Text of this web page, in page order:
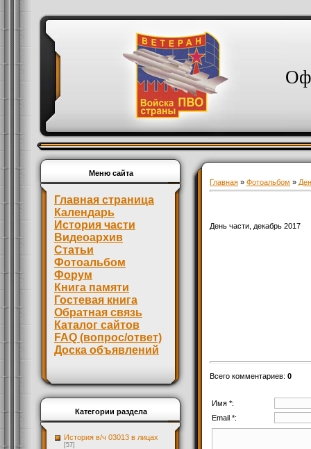
Меню сайта
Главная страница
Календарь
История части
Видеоархив
Статьи
Фотоальбом
Форум
Книга памяти
Гостевая книга
Обратная связь
Каталог сайтов
FAQ (вопрос/ответ)
Доска объявлений
Категории раздела
История в/ч 03013 в лицах
[57]
Главная » Фотоальбом »
День части, декабрь 2017
Всего комментариев: 0
Имя *:
Email *: